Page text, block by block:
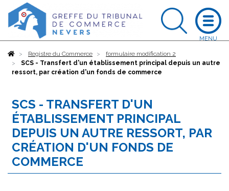
AccueilRegistre du Commerce
formulaire modification 2
SCS - Transfert d'un établissement principal depuis un autre
ressort, par création d'un fonds de commerce
SCS - TRANSFERT D'UN
ÉTABLISSEMENT PRINCIPAL
DEPUIS UN AUTRE RESSORT, PAR
CRÉATION D'UN FONDS DE
COMMERCE